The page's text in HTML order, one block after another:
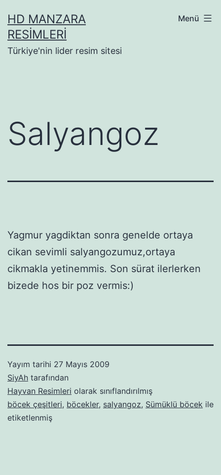
geçHD MANZARA
RESIMLERI
Türkiye'nin lider resim sitesi
Menü
Salyangoz
Yagmur yagdiktan sonra genelde ortaya
cikan sevimli salyangozumuz,ortaya
cikmakla yetinemmis. Son sürat ilerlerken
bizede hos bir poz vermis:)
Yayım tarihi 27 Mayıs 2009
SiyAh tarafından
Hayvan Resimleri olarak sınıflandırılmış
böcek çeşitleri, böcekler, salyangoz, Sümüklü böcek ile
etiketlenmiş